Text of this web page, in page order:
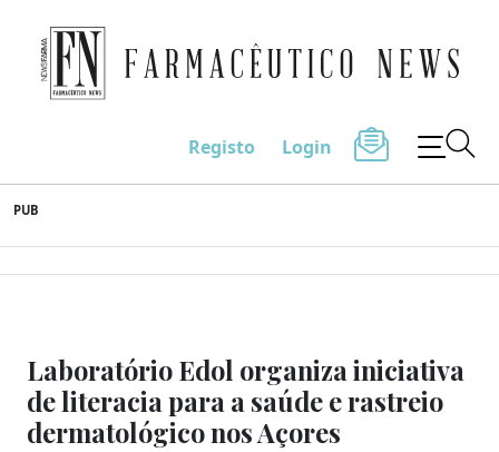
to
content
Farmacêutico News
Registo Login
PUB
Laboratório Edol organiza iniciativa
de literacia para a saúde e rastreio
dermatológico nos Açores